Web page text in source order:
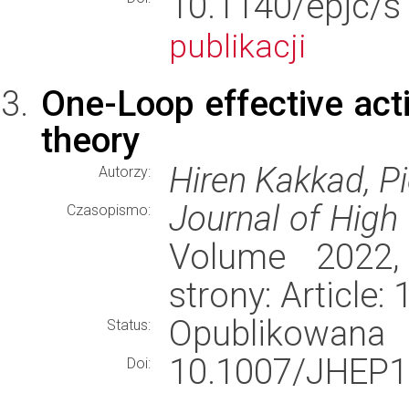
publikacji
One-Loop effective
theory
Autorzy: Hiren Kakkad,
Czasopismo:
Journal of High
Volume
strony: Article:
Status: Opublikowana
Doi:
10.1007/